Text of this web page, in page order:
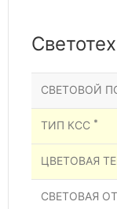
СВЕТОВОЙ
ТИП КСС *
ЦВЕТОВАЯ
СВЕТОВАЯ